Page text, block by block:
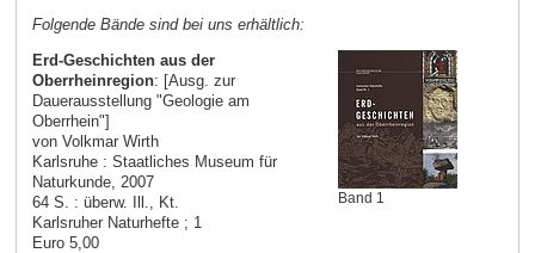
Folgende Bände sind bei uns erhältlich:
Band 1
Erd-Geschichten aus der
Oberrheinregion: [Ausg. zur
Dauerausstellung "Geologie am
Oberrhein"]
von Volkmar Wirth
Karlsruhe : Staatliches Museum für
Naturkunde, 2007
64 S. : überw. Ill., Kt.
Karlsruher Naturhefte ; 1
Euro 5,00